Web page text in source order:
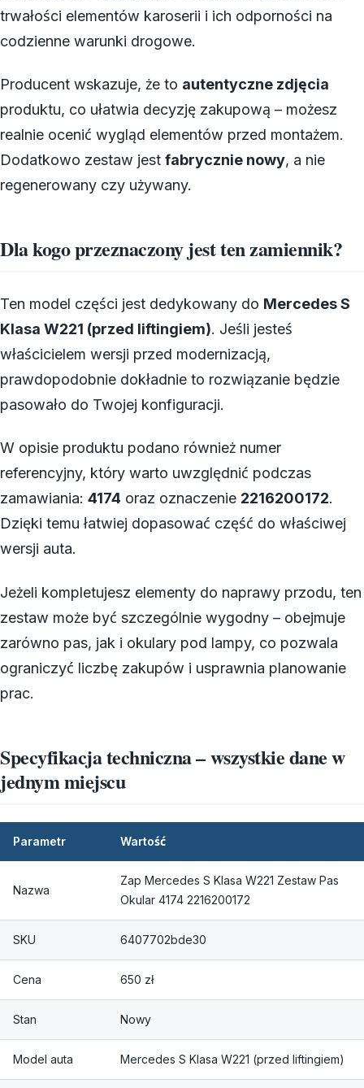
trwałości elementów karoserii i ich odporności na
codzienne warunki drogowe.
Producent wskazuje, że to autentyczne zdjęcia
produktu, co ułatwia decyzję zakupową – możesz
realnie ocenić wygląd elementów przed montażem.
Dodatkowo zestaw jest fabrycznie nowy, a nie
regenerowany czy używany.
Dla kogo przeznaczony jest ten zamiennik?
Ten model części jest dedykowany do Mercedes S
Klasa W221 (przed liftingiem). Jeśli jesteś
właścicielem wersji przed modernizacją,
prawdopodobnie dokładnie to rozwiązanie będzie
pasowało do Twojej konfiguracji.
W opisie produktu podano również numer
referencyjny, który warto uwzględnić podczas
zamawiania: 4174 oraz oznaczenie 2216200172.
Dzięki temu łatwiej dopasować część do właściwej
wersji auta.
Jeżeli kompletujesz elementy do naprawy przodu, ten
zestaw może być szczególnie wygodny – obejmuje
zarówno pas, jak i okulary pod lampy, co pozwala
ograniczyć liczbę zakupów i usprawnia planowanie
prac.
Specyfikacja techniczna – wszystkie dane w
jednym miejscu
Parametr Wartość
Nazwa
Zap Mercedes S Klasa W221 Zestaw Pas
Okular 4174 2216200172
SKU 6407702bde30
Cena 650 zł
Stan Nowy
Model auta Mercedes S Klasa W221 (przed liftingiem)